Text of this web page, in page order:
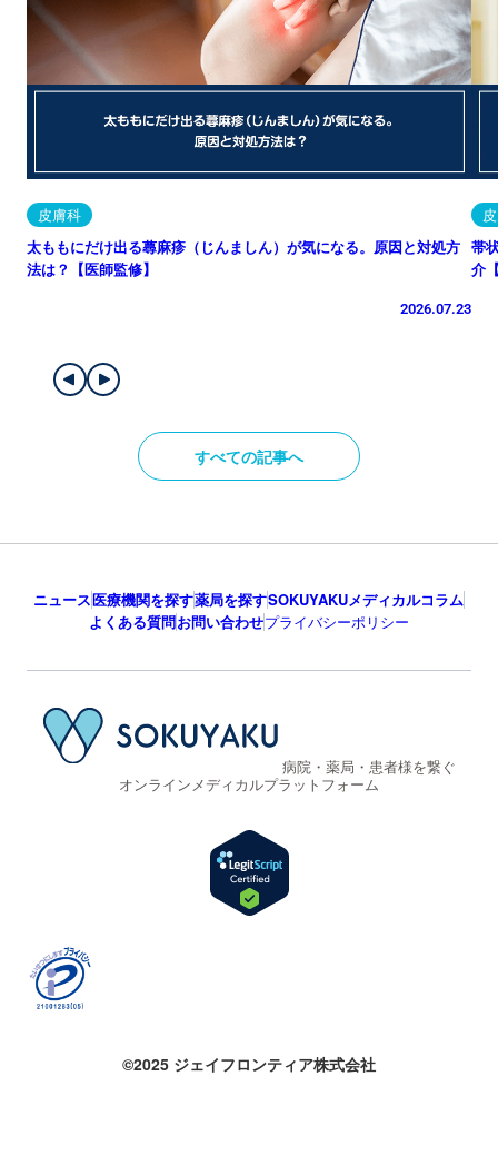
皮膚科
太ももにだけ出る蕁麻疹（じんましん）が気になる。原因と対処方
法は？【医師監修】
2026.07.23
帯
介
すべての記事へ
ニュース医療機関を探す薬局を探すSOKUYAKUメディカルコラム
よくある質問お問い合わせプライバシーポリシー
病院・薬局・患者様を繋ぐ
オンラインメディカルプラットフォーム
©2025 ジェイフロンティア株式会社